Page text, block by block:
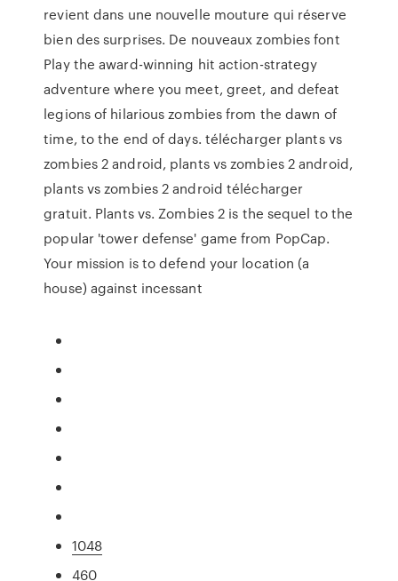
revient dans une nouvelle mouture qui réserve
bien des surprises. De nouveaux zombies font
Play the award-winning hit action-strategy
adventure where you meet, greet, and defeat
legions of hilarious zombies from the dawn of
time, to the end of days. télécharger plants vs
zombies 2 android, plants vs zombies 2 android,
plants vs zombies 2 android télécharger
gratuit. Plants vs. Zombies 2 is the sequel to the
popular 'tower defense' game from PopCap.
Your mission is to defend your location (a
house) against incessant
1048
460